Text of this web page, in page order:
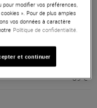
LT1
59 €
pour modifier vos préférences,
». Pour de plus amples
vos données à caractère
Politique de confidentialité.
et continuer